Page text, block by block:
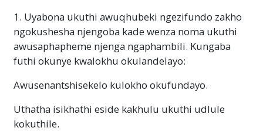
1. Uyabona ukuthi awuqhubeki ngezifundo zakho
ngokushesha njengoba kade wenza noma ukuthi
awusaphapheme njenga ngaphambili. Kungaba
futhi okunye kwalokhu okulandelayo:
Awusenantshisekelo kulokho okufundayo.
Uthatha isikhathi eside kakhulu ukuthi udlule
kokuthile.